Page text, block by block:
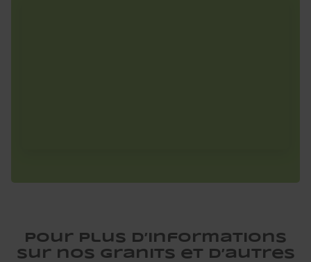
Pour plus d’informations
sur nos granits et d’autres